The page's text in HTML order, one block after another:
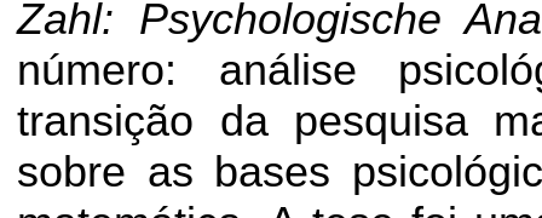
Zahl: Psychologische
número: análise
transição da pesquisa
sobre as bases